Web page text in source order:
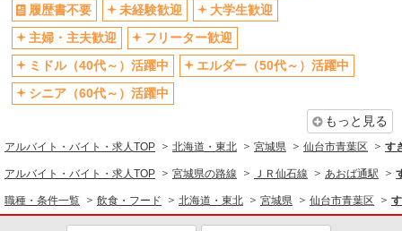
高校生時給1,050円 ※土日祝手当 時給＋30円 ※
早朝手当（5:00〜9:00）時給＋150円
宮城県仙台市青葉区折立1-21-20
キープ 詳細を見る
ピザの宅配／デリバリー・配達
時給1,100円以上 平日 時給1,100円以上 高校
宮城県仙台市青葉区支倉町2ー46 エスパシオ
支倉1F
履歴書不要
未経験歓迎
大学生歓迎
主婦・主夫歓迎
フリーター歓迎
ミドル（40代～）活躍中
エルダー（50代～）活躍中
シニア（60代～）活躍中
もっと見る
アルバイト・バイト・求人TOP 北海道・東北 宮城県 仙台市青葉区 す
アルバイト・バイト・求人TOP 宮城県の路線 ＪＲ仙石線 あおば通駅
職種・条件一覧 飲食・フード 北海道・東北 宮城県 仙台市青葉区